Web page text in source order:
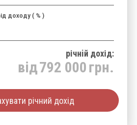
доходу ( % )
річнiй дохід:
від792 000 грн.
річний дохід